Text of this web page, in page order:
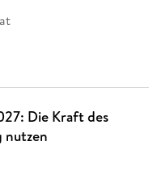
Die Kraft des
nutzen